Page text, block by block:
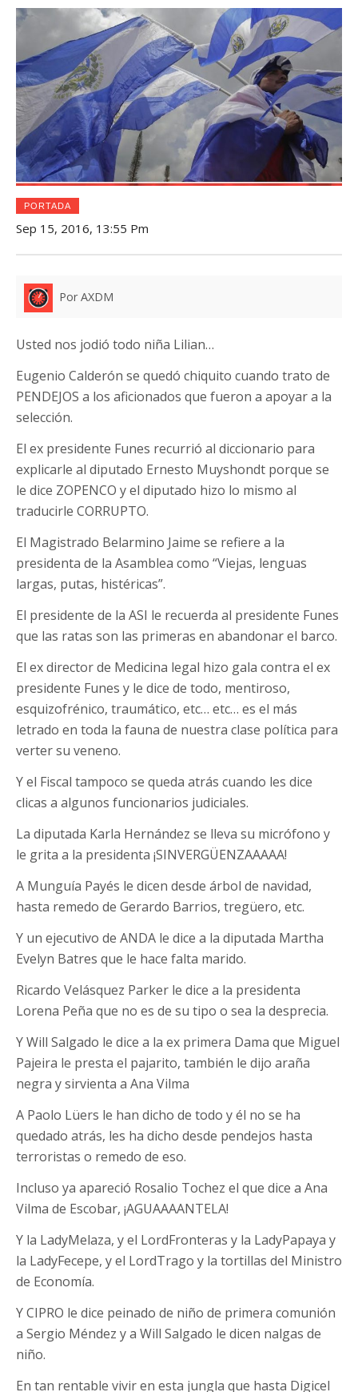
PORTADA
Sep 15, 2016, 13:55 Pm
Por AXDM
Usted nos jodió todo niña Lilian…
Eugenio Calderón se quedó chiquito cuando trato de
PENDEJOS a los aficionados que fueron a apoyar a la
selección.
El ex presidente Funes recurrió al diccionario para
explicarle al diputado Ernesto Muyshondt porque se
le dice ZOPENCO y el diputado hizo lo mismo al
traducirle CORRUPTO.
El Magistrado Belarmino Jaime se refiere a la
presidenta de la Asamblea como “Viejas, lenguas
largas, putas, histéricas”.
El presidente de la ASI le recuerda al presidente Funes
que las ratas son las primeras en abandonar el barco.
El ex director de Medicina legal hizo gala contra el ex
presidente Funes y le dice de todo, mentiroso,
esquizofrénico, traumático, etc… etc… es el más
letrado en toda la fauna de nuestra clase política para
verter su veneno.
Y el Fiscal tampoco se queda atrás cuando les dice
clicas a algunos funcionarios judiciales.
La diputada Karla Hernández se lleva su micrófono y
le grita a la presidenta ¡SINVERGÜENZAAAAA!
A Munguía Payés le dicen desde árbol de navidad,
hasta remedo de Gerardo Barrios, tregüero, etc.
Y un ejecutivo de ANDA le dice a la diputada Martha
Evelyn Batres que le hace falta marido.
Ricardo Velásquez Parker le dice a la presidenta
Lorena Peña que no es de su tipo o sea la desprecia.
Y Will Salgado le dice a la ex primera Dama que Miguel
Pajeira le presta el pajarito, también le dijo araña
negra y sirvienta a Ana Vilma
A Paolo Lüers le han dicho de todo y él no se ha
quedado atrás, les ha dicho desde pendejos hasta
terroristas o remedo de eso.
Incluso ya apareció Rosalio Tochez el que dice a Ana
Vilma de Escobar, ¡AGUAAAANTELA!
Y la LadyMelaza, y el LordFronteras y la LadyPapaya y
la LadyFecepe, y el LordTrago y la tortillas del Ministro
de Economía.
Y CIPRO le dice peinado de niño de primera comunión
a Sergio Méndez y a Will Salgado le dicen nalgas de
niño.
En tan rentable vivir en esta jungla que hasta Digicel